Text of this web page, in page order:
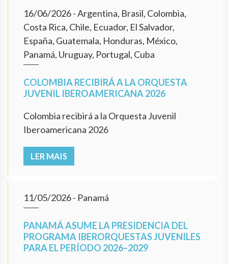
16/06/2026- Argentina, Brasil, Colombia,
Costa Rica, Chile, Ecuador, El Salvador,
España, Guatemala, Honduras, México,
Panamá, Uruguay, Portugal, Cuba
COLOMBIA RECIBIRÁ A LA ORQUESTA
JUVENIL IBEROAMERICANA 2026
Colombia recibirá a la Orquesta Juvenil
Iberoamericana 2026
LER MAIS
11/05/2026- Panamá
PANAMÁ ASUME LA PRESIDENCIA DEL
PROGRAMA IBERORQUESTAS JUVENILES
PARA EL PERÍODO 2026–2029